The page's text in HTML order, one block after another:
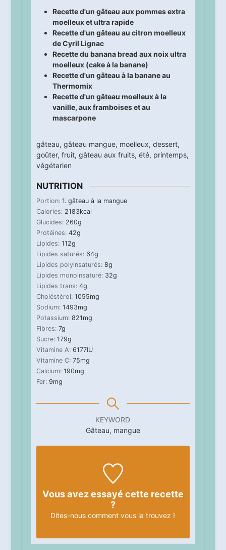
Recette d'un gâteau aux pommes extra
moelleux et ultra rapide
Recette d'un gâteau au citron moelleux
de Cyril Lignac
Recette du banana bread aux noix ultra
moelleux (cake à la banane)
Recette d'un gâteau à la banane au
Thermomix
Recette d'un gâteau moelleux à la
vanille, aux framboises et au
mascarpone
gâteau, gâteau mangue, moelleux, dessert,
goûter, fruit, gâteau aux fruits, été, printemps,
végétarien
NUTRITION
Portion: 1. gâteau à la mangue
Calories: 2183kcal
Glucides: 260g
Protéines: 42g
Lipides: 112g
Lipides saturés: 64g
Lipides polyinsaturés: 8g
Lipides monoinsaturé: 32g
Lipides trans: 4g
Choléstérol: 1055mg
Sodium: 1493mg
Potassium: 821mg
Fibres: 7g
Sucre: 179g
Vitamine A: 6177IU
Vitamine C: 75mg
Calcium: 190mg
Fer: 9mg
KEYWORD
Gâteau, mangue
Vous avez essayé cette recette
?
Dites-nous comment vous la trouvez !